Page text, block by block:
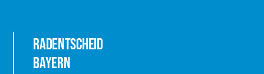
Radentscheid
Bayern